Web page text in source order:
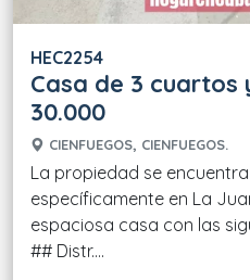
HEC2254
Casa de 3 cuartos
30.000
CIENFUEGOS, CIENFUEGOS.
La propiedad se
específicamente en La
espaciosa casa con las
## Distr....